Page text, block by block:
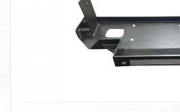
Цвет черный
Количество 1 шт.